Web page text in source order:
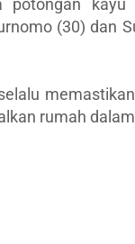
potongan
(30) dan
rumah